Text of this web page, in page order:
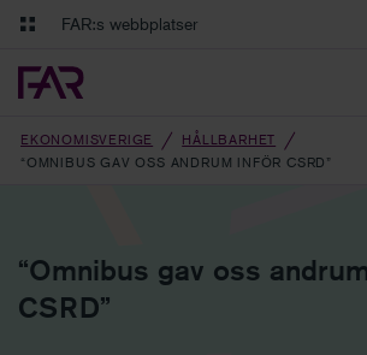
Gå till innehåll
Gå till navigation
Ekonomiska regler på ett och samma ställe
Debatt och fördjupning i branschens frågor
FAR:s webbplatser
EKONOMISVERIGE
HÅLLBARHET
“OMNIBUS GAV OSS ANDRUM INFÖR CSRD”
“Omnibus gav oss
CSRD”